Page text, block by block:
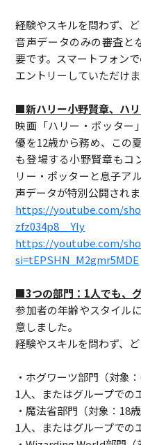
経験やスキルを問わず、ど
音声データのみの審査と
要です。スマートフォン
エントリーしていただけま
■新ハリー小野賢章、ハ
映画「ハリー・ポッター
優を12歳から務め、この
も登場する小野賢章もコ
リー・ポッターと息子ア
声データが特別公開されま
https://youtube.com/
zfz034p8__YIy
https://youtube.com/
si=tEPSHN_M2gmr5MDE
■3つの部門：1人でも、グ
参加者の年齢やスタイル
意しました。
経験やスキルを問わず、
・ホグワーツ部門（対象：
1人、またはグループでの
・魔法省部門（対象：18歳
1人、またはグループでの